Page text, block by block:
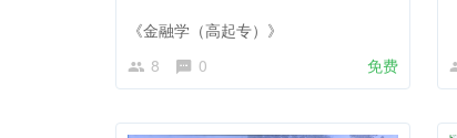
《金融学（高起专）》
8
0 免费